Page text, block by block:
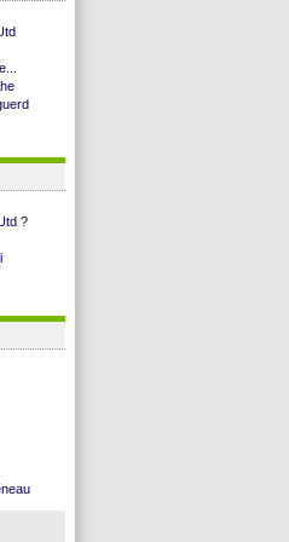
...
?